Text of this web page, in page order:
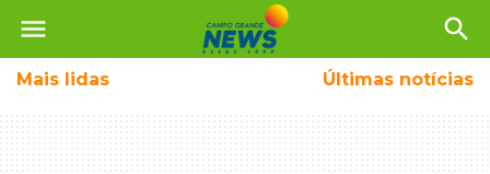
menu search
Mais lidas Últimas notícias